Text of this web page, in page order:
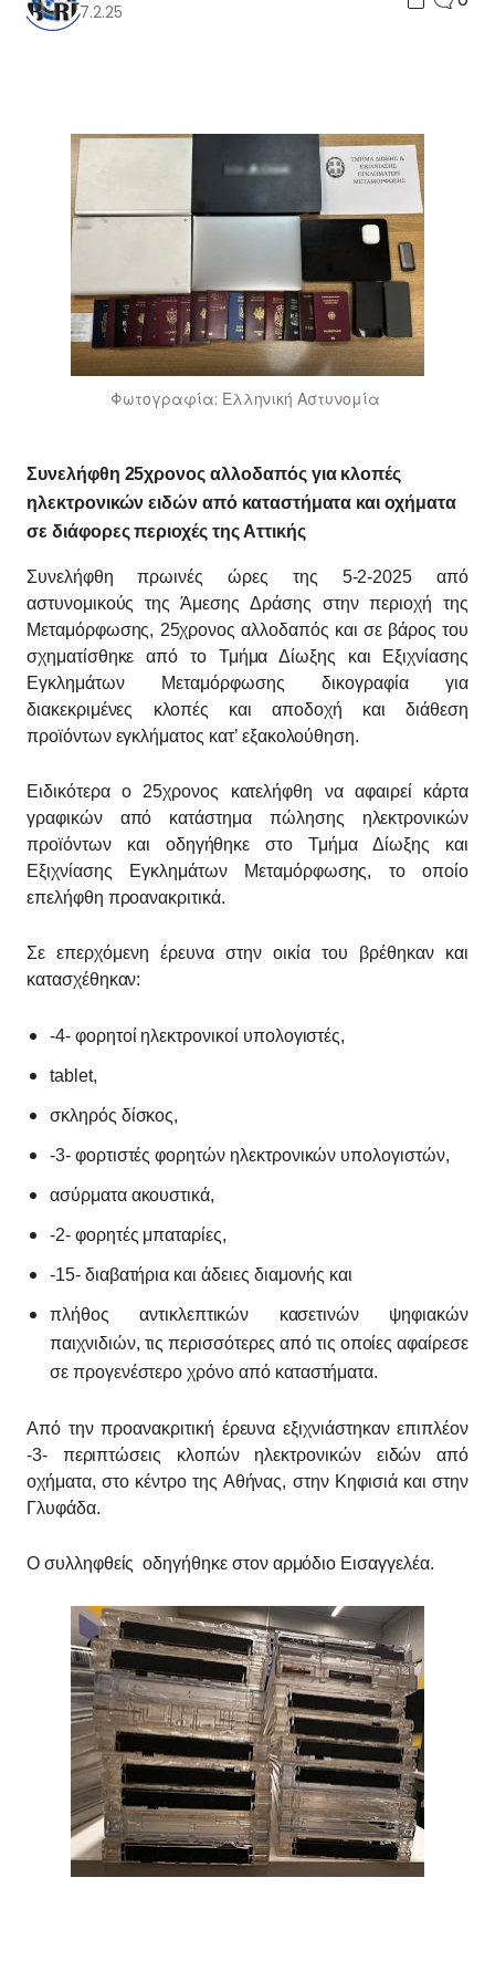
7.2.25
Φωτογραφία: Ελληνική Αστυνομία
Συνελήφθη 25χρονος αλλοδαπός για κλοπές
ηλεκτρονικών ειδών από καταστήματα και οχήματα
σε διάφορες περιοχές της Αττικής
Συνελήφθη πρωινές ώρες της 5-2-2025 από
αστυνομικούς της Άμεσης Δράσης στην περιοχή της
Μεταμόρφωσης, 25χρονος αλλοδαπός και σε βάρος του
σχηματίσθηκε από το Τμήμα Δίωξης και Εξιχνίασης
Εγκλημάτων Μεταμόρφωσης δικογραφία για
διακεκριμένες κλοπές και αποδοχή και διάθεση
προϊόντων εγκλήματος κατ’ εξακολούθηση.
Ειδικότερα ο 25χρονος κατελήφθη να αφαιρεί κάρτα
γραφικών από κατάστημα πώλησης ηλεκτρονικών
προϊόντων και οδηγήθηκε στο Τμήμα Δίωξης και
Εξιχνίασης Εγκλημάτων Μεταμόρφωσης, το οποίο
επελήφθη προανακριτικά.
Σε επερχόμενη έρευνα στην οικία του βρέθηκαν και
κατασχέθηκαν:
-4- φορητοί ηλεκτρονικοί υπολογιστές,
tablet,
σκληρός δίσκος,
-3- φορτιστές φορητών ηλεκτρονικών υπολογιστών,
ασύρματα ακουστικά,
-2- φορητές μπαταρίες,
-15- διαβατήρια και άδειες διαμονής και
πλήθος αντικλεπτικών κασετινών ψηφιακών
παιχνιδιών, τις περισσότερες από τις οποίες αφαίρεσε
σε προγενέστερο χρόνο από καταστήματα.
Από την προανακριτική έρευνα εξιχνιάστηκαν επιπλέον
-3- περιπτώσεις κλοπών ηλεκτρονικών ειδών από
οχήματα, στο κέντρο της Αθήνας, στην Κηφισιά και στην
Γλυφάδα.
Ο συλληφθείς οδηγήθηκε στον αρμόδιο Εισαγγελέα.